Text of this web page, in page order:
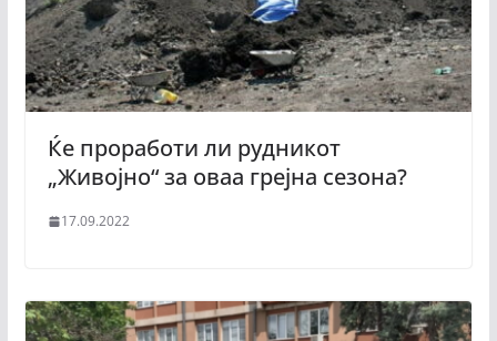
Ќе проработи ли рудникот
„Живојно“ за оваа грејна сезона?
17.09.2022